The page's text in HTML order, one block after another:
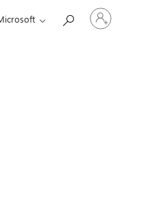
Увійдіть
свій